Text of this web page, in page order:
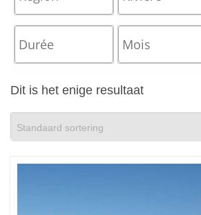
Dit is het enige resultaat
Standaard sortering